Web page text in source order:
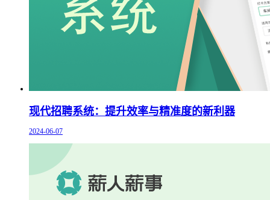
现代招聘系统：提升效率与精准度的新利器
2024-06-07